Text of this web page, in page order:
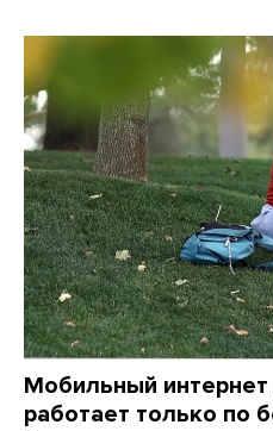
Мобильный
работает только по